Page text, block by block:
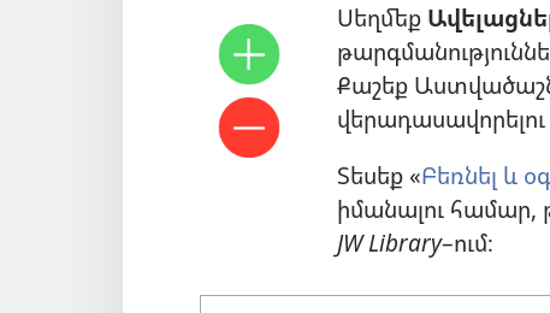
Սեղմեք
Քաշեք
Տեսեք «Բեռնել և
իմանալու համար,
JW Library–ում։